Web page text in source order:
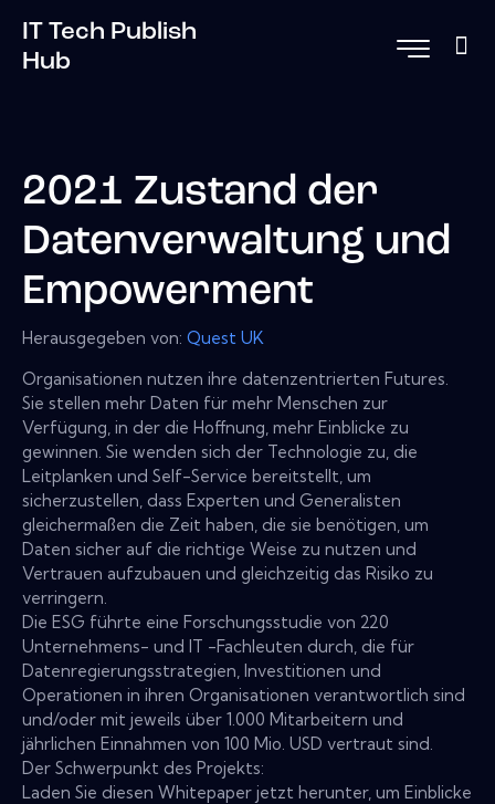
IT Tech Publish
Hub
2021 Zustand der
Datenverwaltung und
Empowerment
Herausgegeben von: Quest UK
Organisationen nutzen ihre datenzentrierten Futures.
Sie stellen mehr Daten für mehr Menschen zur
Verfügung, in der die Hoffnung, mehr Einblicke zu
gewinnen. Sie wenden sich der Technologie zu, die
Leitplanken und Self-Service bereitstellt, um
sicherzustellen, dass Experten und Generalisten
gleichermaßen die Zeit haben, die sie benötigen, um
Daten sicher auf die richtige Weise zu nutzen und
Vertrauen aufzubauen und gleichzeitig das Risiko zu
verringern.
Die ESG führte eine Forschungsstudie von 220
Unternehmens- und IT -Fachleuten durch, die für
Datenregierungsstrategien, Investitionen und
Operationen in ihren Organisationen verantwortlich sind
und/oder mit jeweils über 1.000 Mitarbeitern und
jährlichen Einnahmen von 100 Mio. USD vertraut sind.
Der Schwerpunkt des Projekts:
Laden Sie diesen Whitepaper jetzt herunter, um Einblicke